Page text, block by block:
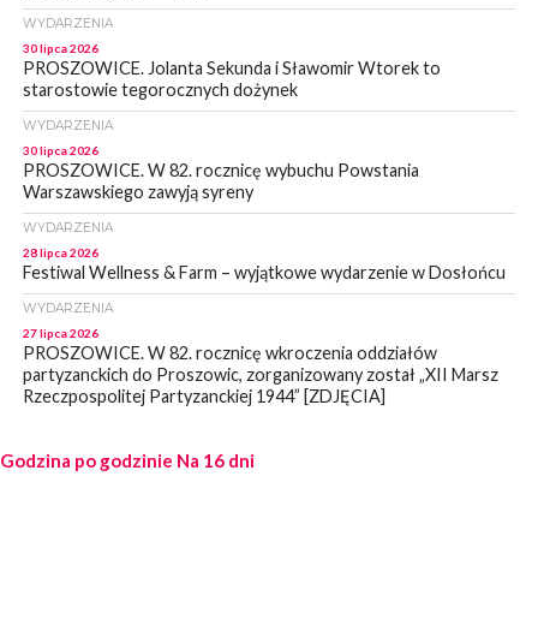
WYDARZENIA
30 lipca 2026
PROSZOWICE. Jolanta Sekunda i Sławomir Wtorek to
starostowie tegorocznych dożynek
WYDARZENIA
30 lipca 2026
PROSZOWICE. W 82. rocznicę wybuchu Powstania
Warszawskiego zawyją syreny
WYDARZENIA
28 lipca 2026
Festiwal Wellness & Farm – wyjątkowe wydarzenie w Dosłońcu
WYDARZENIA
27 lipca 2026
PROSZOWICE. W 82. rocznicę wkroczenia oddziałów
partyzanckich do Proszowic, zorganizowany został „XII Marsz
Rzeczpospolitej Partyzanckiej 1944” [ZDJĘCIA]
27 lipca 2026
PROSZOWICE. Po burzy uszkodzone słupy enegeryczne.
Godzina po godzinie Na 16 dni